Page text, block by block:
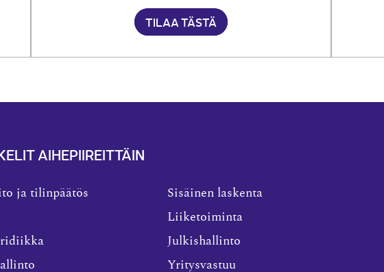
TILAA TÄSTÄ
AIHEPIIREITTÄIN
ja tilinpäätös
Sisäinen laskenta
Liiketoiminta
Julkishallinto
Yritysvastuu